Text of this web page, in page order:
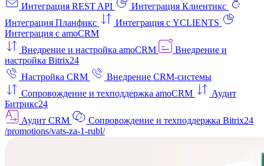
Интеграция REST API
Интеграция Клиентикс
Интеграция Планфикс
Интеграция с YCLIENTS
Интеграция с amoCRM
Внедрение и настройка amoCRM
Внедрение и
настройка Bitrix24
Настройка CRM
Внедрение CRM-системы
Сопровождение и техподдержка amoCRM
Аудит
Битрикс24
Аудит CRM
Сопровождение и техподдержка Bitrix24
/promotions/vats-za-1-rubl/